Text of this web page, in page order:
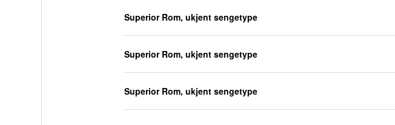
Superior Rom, ukjent sengetype
Superior Rom, ukjent sengetype
Superior Rom, ukjent sengetype